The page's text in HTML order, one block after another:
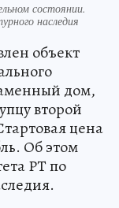
состоянии.
наследия
объект
дом,
второй
цена
Об этом
РТ по